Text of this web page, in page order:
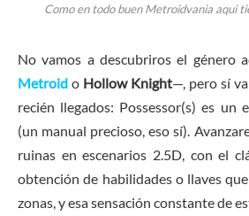
Como en todo buen Metroidvania aqui
No vamos a descubriros el género
Metroid o Hollow Knight—, pero sí
recién llegados: Possessor(s) es un
(un manual precioso, eso sí).
ruinas en escenarios 2.5D, con el
obtención de habilidades o llaves
zonas, y esa sensación constante de